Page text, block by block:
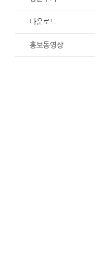
다운로드
홍보동영상